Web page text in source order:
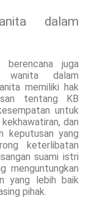
dalam
berencana juga
wanita dalam
memiliki hak
tentang KB
untuk
dan
keputusan yang
keterlibatan
suami istri
menguntungkan
yang lebih baik
pihak.